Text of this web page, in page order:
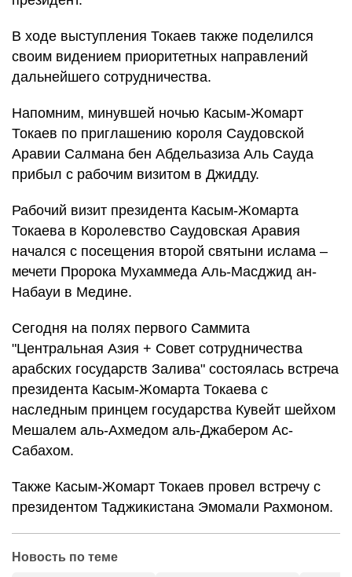
В ходе выступления Токаев также поделился
своим видением приоритетных направлений
дальнейшего сотрудничества.
Напомним, минувшей ночью Касым-Жомарт
Токаев по приглашению короля Саудовской
Аравии Салмана бен Абдельазиза Аль Сауда
прибыл с рабочим визитом в Джидду.
Рабочий визит президента Касым-Жомарта
Токаева в Королевство Саудовская Аравия
начался с посещения второй святыни ислама –
мечети Пророка Мухаммеда Аль-Масджид ан-
Набауи в Медине.
Сегодня на полях первого Саммита
"Центральная Азия + Совет сотрудничества
арабских государств Залива" состоялась встреча
президента Касым-Жомарта Токаева с
наследным принцем государства Кувейт шейхом
Мешалем аль-Ахмедом аль-Джабером Ас-
Сабахом.
Также Касым-Жомарт Токаев провел встречу с
президентом Таджикистана Эмомали Рахмоном.
Новость по теме